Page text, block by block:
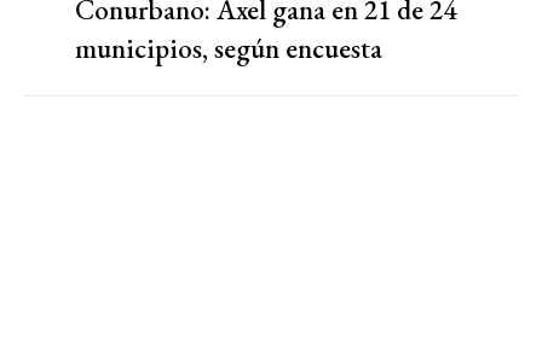
Conurbano: Axel gana en 21 de 24
municipios, según encuesta